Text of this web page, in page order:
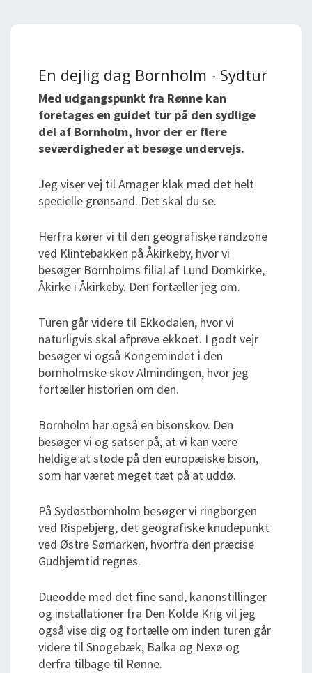
En dejlig dag Bornholm - Sydtur
Med udgangspunkt fra Rønne kan
foretages en guidet tur på den sydlige
del af Bornholm, hvor der er flere
seværdigheder at besøge undervejs.
Jeg viser vej til Arnager klak med det helt
specielle grønsand. Det skal du se.
Herfra kører vi til den geografiske randzone
ved Klintebakken på Åkirkeby, hvor vi
besøger Bornholms filial af Lund Domkirke,
Åkirke i Åkirkeby. Den fortæller jeg om.
Turen går videre til Ekkodalen, hvor vi
naturligvis skal afprøve ekkoet. I godt vejr
besøger vi også Kongemindet i den
bornholmske skov Almindingen, hvor jeg
fortæller historien om den.
Bornholm har også en bisonskov. Den
besøger vi og satser på, at vi kan være
heldige at støde på den europæiske bison,
som har været meget tæt på at uddø.
På Sydøstbornholm besøger vi ringborgen
ved Rispebjerg, det geografiske knudepunkt
ved Østre Sømarken, hvorfra den præcise
Gudhjemtid regnes.
Dueodde med det fine sand, kanonstillinger
og installationer fra Den Kolde Krig vil jeg
også vise dig og fortælle om inden turen går
videre til Snogebæk, Balka og Nexø og
derfra tilbage til Rønne.